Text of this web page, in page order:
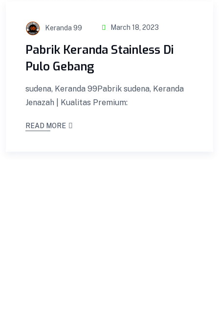
Keranda 99 March 18, 2023
Pabrik Keranda Stainless Di
Pulo Gebang
sudena, Keranda 99Pabrik sudena, Keranda
Jenazah | Kualitas Premium:
READ MORE